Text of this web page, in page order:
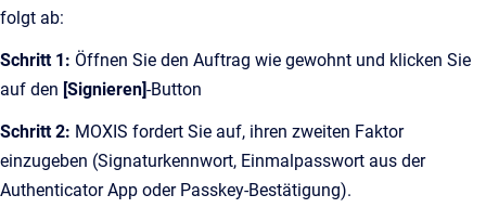
folgt ab:
Schritt 1: Öffnen Sie den Auftrag wie gewohnt und klicken Sie
auf den [Signieren]-Button
Schritt 2: MOXIS fordert Sie auf, ihren zweiten Faktor
einzugeben (Signaturkennwort, Einmalpasswort aus der
Authenticator App oder Passkey-Bestätigung).